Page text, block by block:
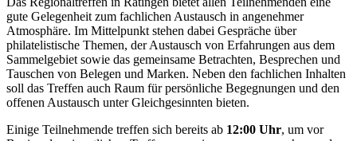
gute Gelegenheit zum fachlichen Austausch in angenehmer
Atmosphäre. Im Mittelpunkt stehen dabei Gespräche über
philatelistische Themen, der Austausch von Erfahrungen aus dem
Sammelgebiet sowie das gemeinsame Betrachten, Besprechen und
Tauschen von Belegen und Marken. Neben den fachlichen Inhalten
soll das Treffen auch Raum für persönliche Begegnungen und den
offenen Austausch unter Gleichgesinnten bieten.
Einige Teilnehmende treffen sich bereits ab 12:00 Uhr, um vor